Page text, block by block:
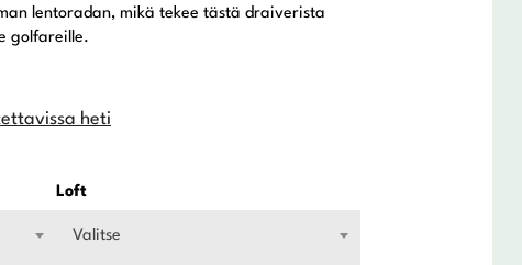
lentoradan, mikä tekee tästä draiverista
golfareille.
heti
Loft
Valitse